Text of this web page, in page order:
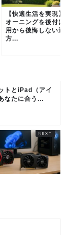
【快適生活を実現】
オーニングを後付け
用から後悔しない選
方...
トとiPad（アイ
なたに合う...